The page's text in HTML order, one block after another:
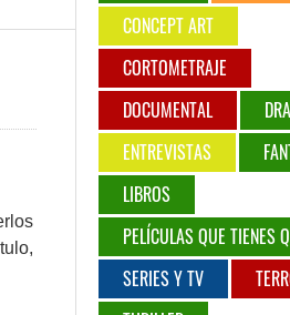
CONCEPT ART
CORTOMETRAJE
DOCUMENTAL
ENTREVISTAS
LIBROS
PELÍCULAS QUE TIENES
SERIES Y TV